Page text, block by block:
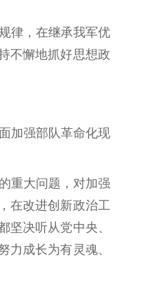
律，在继承我军优
不懈地抓好思想政
加强部队革命化现
重大问题，对加强
在改进创新政治工
决听从党中央、
成长为有灵魂、